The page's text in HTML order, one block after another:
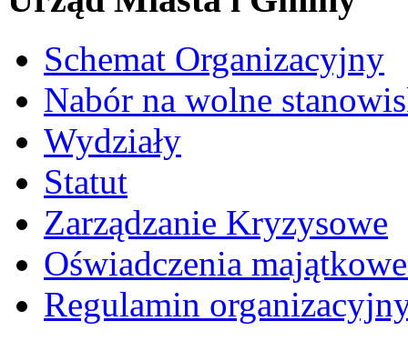
Schemat Organizacyjny
Nabór na wolne
Wydziały
Statut
Zarządzanie Kryzysowe
Oświadczenia
Regulamin